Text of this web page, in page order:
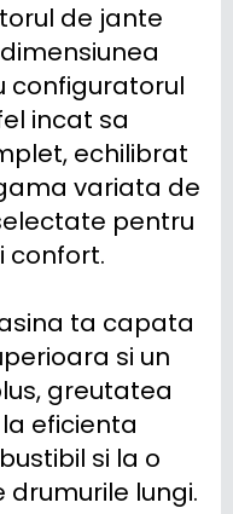
de jante
configuratorul
incat sa
echilibrat
variata de
pentru
confort.
ta capata
si un
greutatea
eficienta
si la o
lungi.